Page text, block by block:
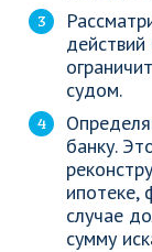
судом.
банку.
ипотеке,
случае
сумму